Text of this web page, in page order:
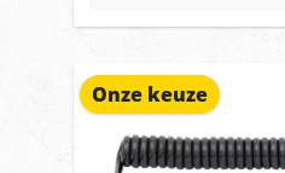
Onze keuze